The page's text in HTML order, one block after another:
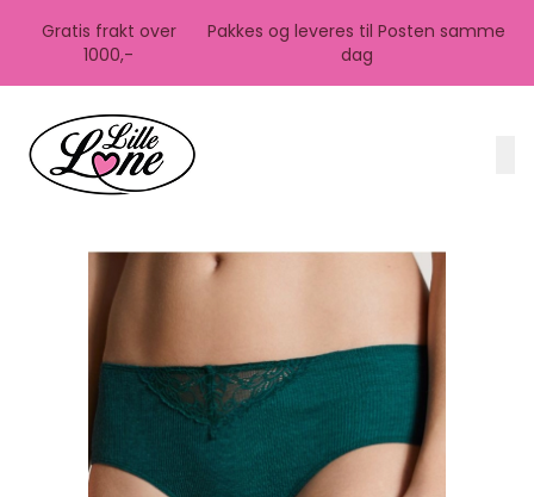
Gratis frakt over
1000,-
Pakkes og leveres til Posten samme
dag